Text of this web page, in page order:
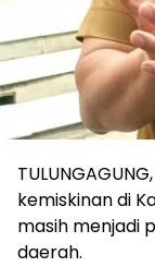
kemiskinan di
masih menjadi
daerah.